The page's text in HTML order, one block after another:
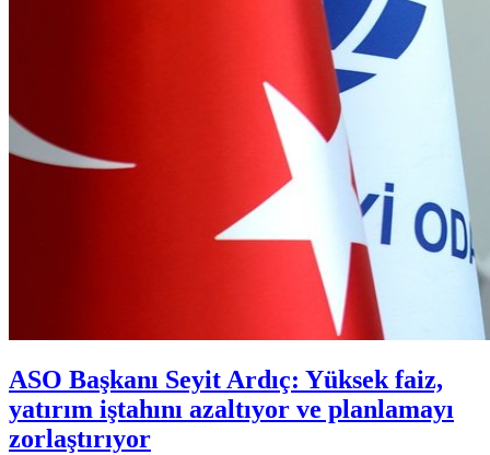
ASO Başkanı Seyit Ardıç: Yüksek faiz,
yatırım iştahını azaltıyor ve planlamayı
zorlaştırıyor